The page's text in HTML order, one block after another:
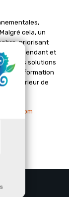
cela, un
priorisant
indépendant et
et des solutions
transformation
intérieur de